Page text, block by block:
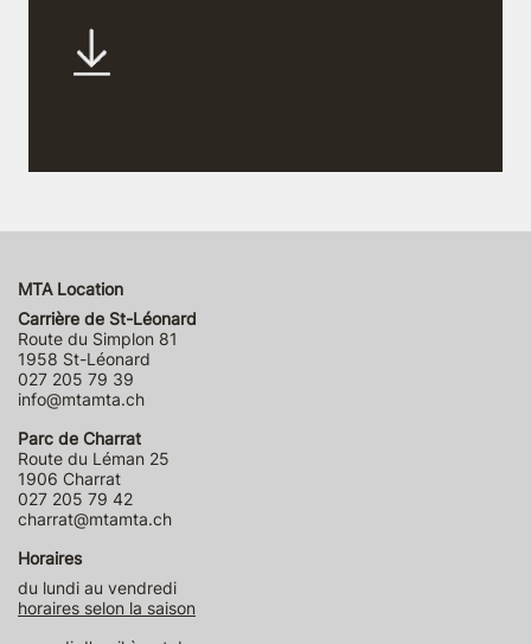
MTA Location
Carrière de St-Léonard
Route du Simplon 81
1958 St-Léonard
027 205 79 39
info@mtamta.ch
Parc de Charrat
Route du Léman 25
1906 Charrat
027 205 79 42
charrat@mtamta.ch
Horaires
du lundi au vendredi
horaires selon la saison